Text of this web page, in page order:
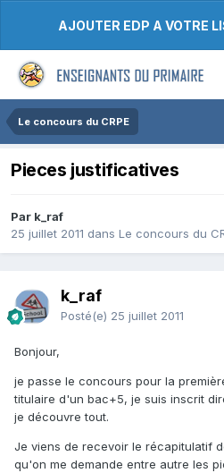
AJOUTER EDP A VOTRE
Le concours du CRPE
Pieces justificatives
Par k_raf
25 juillet 2011 dans Le concours du
k_raf
Posté(e) 25 juillet 2011
Bonjour,
je passe le concours pour la
titulaire d'un bac+5, je suis inscrit
je découvre tout.
Je viens de recevoir le récapitulatif
qu'on me demande entre autre les